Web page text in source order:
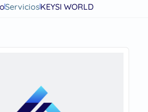
ServiciosKEYSI WORLD